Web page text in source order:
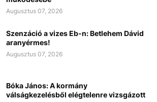
Augusztus 07, 2026
Szenzáció a vizes Eb-n: Betlehem Dávid
aranyérmes!
Augusztus 07, 2026
Bóka János: A kormány
válságkezelésből elégtelenre vizsgázott